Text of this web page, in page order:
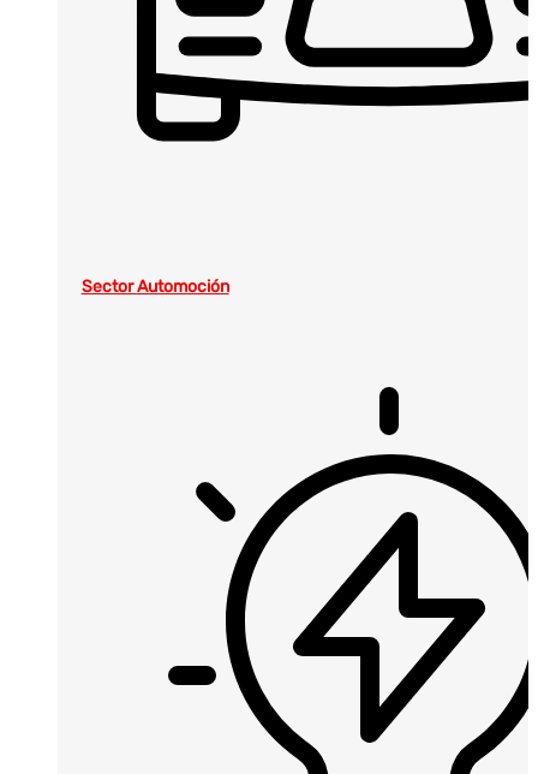
Sector Automoción